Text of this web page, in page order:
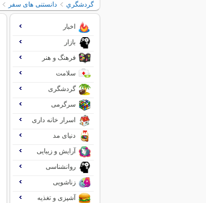
گردشگري دانستنی های سفر
اخبار
بازار
فرهنگ و هنر
سلامت
گردشگری
سرگرمی
اسرار خانه داری
دنیای مد
آرایش و زیبایی
روانشناسی
زناشویی
آشپزی و تغذیه